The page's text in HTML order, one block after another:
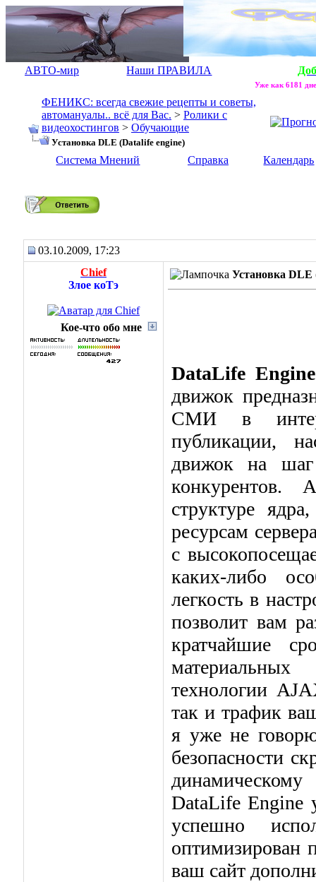
АВТО-мир Наши ПРАВИЛА
Уже как 6181
ФЕНИКС: всегда свежие рецепты и советы,
автомануалы.. всё для Вас. > Ролики с
видеохостингов > Обучающие
Установка DLE (Datalife engine)
Система Мнений Справка Календарь
03.10.2009, 17:23
Chief
Злое коТэ
Кое-что обо мне
Установка DLE
DataLife Engine
движок
СМИ в
публикации,
движок на шаг
конкурентов.
структуре
ресурсам
с
каких-либо
легкость в
позволит вам
кратчайшие
материальных
технологии
так и трафик
я уже не
безопасности
DataLife Engine
успешно
оптимизирован
ваш сайт